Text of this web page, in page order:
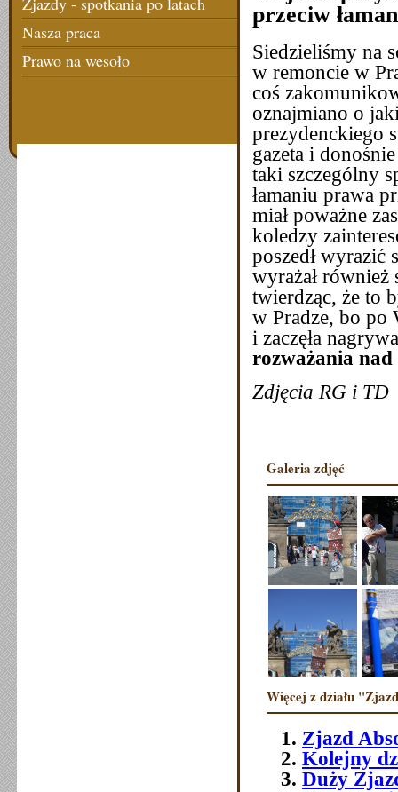
Nasza praca
Prawo na wesoło
przeciw
Siedzieliśmy na
w remoncie w
coś
oznajmiano o
prezydenckiego
gazeta i
taki szczególny
łamaniu prawa
miał poważne
koledzy
poszedł wyrazić
wyrażał
twierdząc, że to
w Pradze, bo po
i zaczęła
rozważania
Zdjęcia RG i TD
Galeria zdjęć
Więcej z działu
Zjazd
Kolejny
Duży